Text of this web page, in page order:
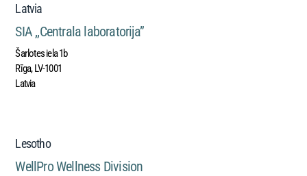
Latvia
SIA ,,Centrala laboratorija”
Šarlotes iela 1b
Rīga, LV-1001
Latvia
Lesotho
WellPro Wellness Division